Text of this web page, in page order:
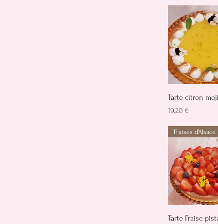
Aperçu
Tarte citron
Prix
19,20 €
Aperçu
Fraises d'Alsace
Tarte Fraise